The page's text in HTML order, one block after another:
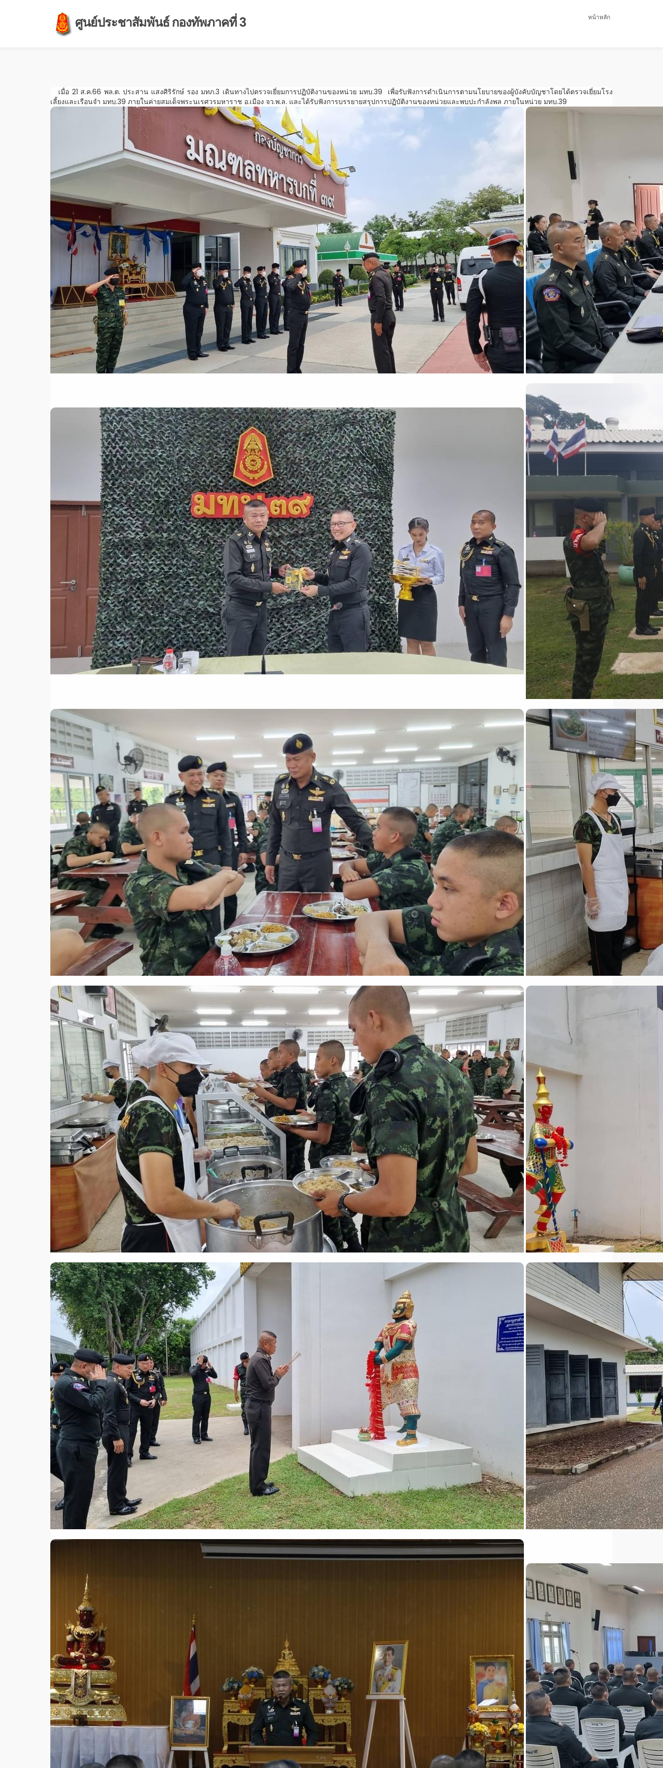
ศูนย์ประชาสัมพันธ์ กองทัพภาคที่ 3 หน้าหลัก
เมื่อ 21 ส.ค.66 พล.ต. ประสาน แสงศิริรักษ์ รอง มทภ.3 เดินทางไปตรวจเยี่ยมการปฏิบัติงานของหน่วย มทบ.39 เพื่อรับฟังการดำเนินการตามนโยบายของผู้บังคับบัญชาโดยได้ตรวจเยี่ยมโรง
เลี้ยงและเรือนจำ มทบ.39 ภายในค่ายสมเด็จพระนเรศวรมหาราช อ.เมือง จว.พ.ล. และได้รับฟังการบรรยายสรุปการปฏิบัติงานของหน่วยและพบปะกำลังพล ภายในหน่วย มทบ.39